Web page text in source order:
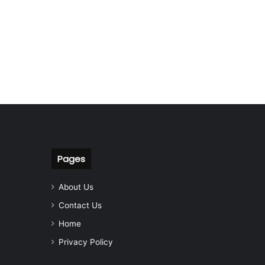
Pages
About Us
Contact Us
Home
Privacy Policy